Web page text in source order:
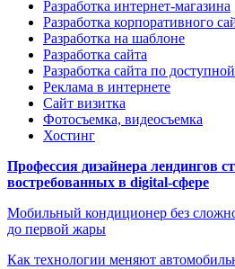
Разработка интернет-магазина
Разработка корпоративного
Разработка на шаблоне
Разработка сайта
Разработка сайта по
Реклама в интернете
Сайт визитка
Фотосъемка, видеосъемка
Хостинг
Профессия дизайнера лендингов
востребованных в digital-сфере
Мобильный кондиционер без
до первой жары
Как технологии меняют